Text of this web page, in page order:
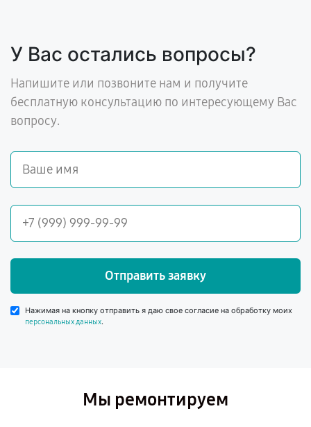
У Вас остались вопросы?
Напишите или позвоните нам и получите
бесплатную консультацию по интересующему Вас
вопросу.
Отправить заявку
Нажимая на кнопку отправить я даю свое согласие на обработку моих
персональных данных.
Мы ремонтируем